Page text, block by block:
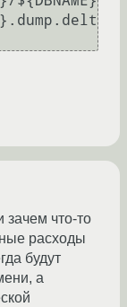
зачем что-то
расходы
будут
а